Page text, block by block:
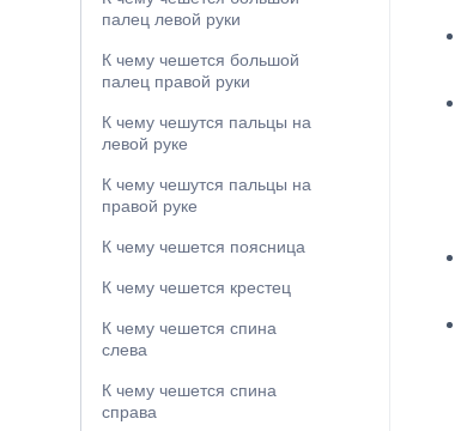
палец левой руки
К чему чешется большой
палец правой руки
К чему чешутся пальцы на
левой руке
К чему чешутся пальцы на
правой руке
К чему чешется поясница
К чему чешется крестец
К чему чешется спина
слева
К чему чешется спина
справа